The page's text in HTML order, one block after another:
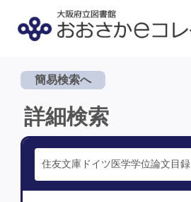
簡易検索へ
詳細検索